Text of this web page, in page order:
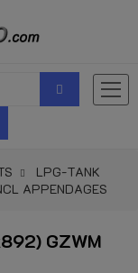
LPG-TANK
APPENDAGES
GZWM